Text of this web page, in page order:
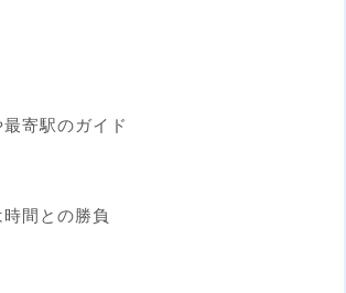
寄駅のガイド
間との勝負